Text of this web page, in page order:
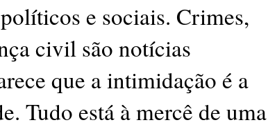
e sociais. Crimes,
civil são notícias
que a intimidação é a
Tudo está à mercê de uma